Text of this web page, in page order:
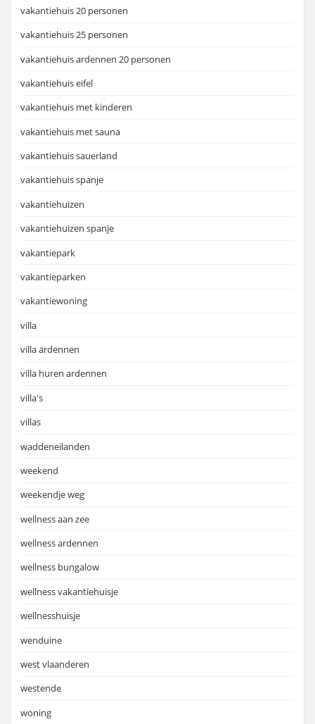
vakantiehuis 20 personen
vakantiehuis 25 personen
vakantiehuis ardennen 20 personen
vakantiehuis eifel
vakantiehuis met kinderen
vakantiehuis met sauna
vakantiehuis sauerland
vakantiehuis spanje
vakantiehuizen
vakantiehuizen spanje
vakantiepark
vakantieparken
vakantiewoning
villa
villa ardennen
villa huren ardennen
villa's
villas
waddeneilanden
weekend
weekendje weg
wellness aan zee
wellness ardennen
wellness bungalow
wellness vakantiehuisje
wellnesshuisje
wenduine
west vlaanderen
westende
woning